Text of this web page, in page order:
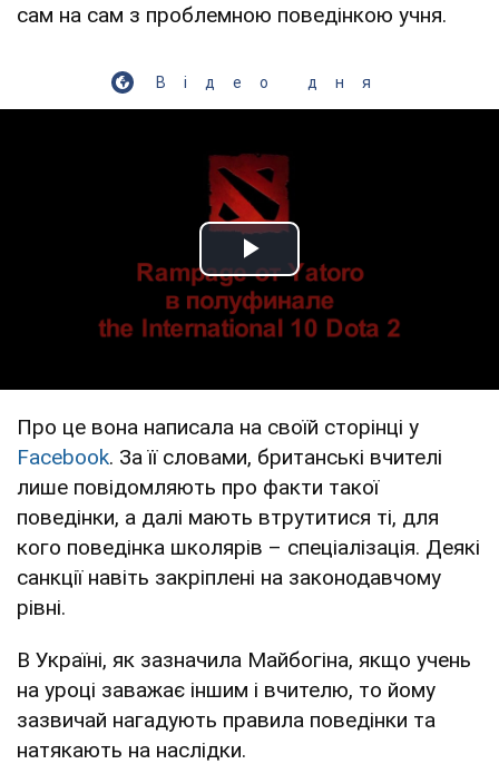
сам на сам з проблемною поведінкою учня.
Відео дня
Play Video
Про це вона написала на своїй сторінці у
Facebook. За її словами, британські вчителі
лише повідомляють про факти такої
поведінки, а далі мають втрутитися ті, для
кого поведінка школярів – спеціалізація. Деякі
санкції навіть закріплені на законодавчому
рівні.
В Україні, як зазначила Майбогіна, якщо учень
на уроці заважає іншим і вчителю, то йому
зазвичай нагадують правила поведінки та
натякають на наслідки.